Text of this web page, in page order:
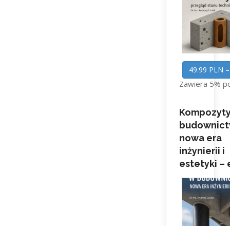
49.99 PLN
Zawiera 5%
nowa era
inżynierii i
estetyki –